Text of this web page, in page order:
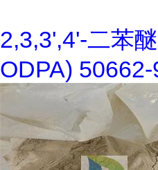
2,3,3',4'-二苯
ODPA)